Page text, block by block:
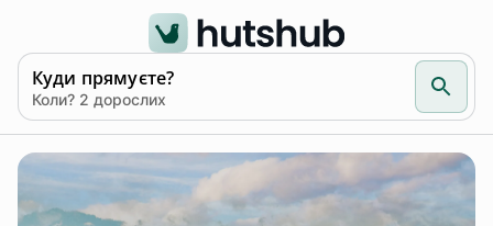
Куди прямуєте?
Коли? 2 дорослих